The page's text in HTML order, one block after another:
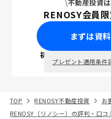
不動産投資
RENOSY会員限
まずは資
初回面談で
プレゼント適用条件
TOP RENOSY不動産投資
お
RENOSY（リノシー）の評判・口コ